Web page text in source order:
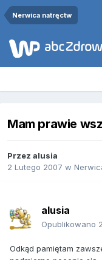
Nerwica natręctw
Mam prawie
Przez alusia
2 Lutego 2007 w
alusia
Opublikowano
Odkąd pamiętam